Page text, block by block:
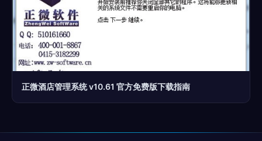
正微酒店管理系统 v10.61 官方免费版下载指南